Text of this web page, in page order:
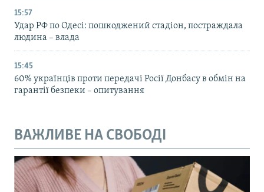
15:57
Удар РФ по Одесі: пошкоджений стадіон, постраждала
людина – влада
15:45
60% українців проти передачі Росії Донбасу в обмін на
гарантії безпеки – опитування
ВАЖЛИВЕ НА СВОБОДІ